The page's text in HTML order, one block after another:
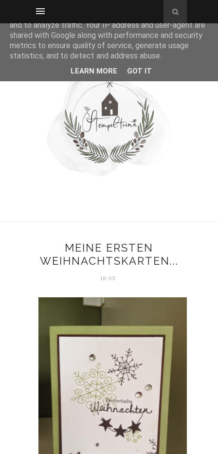
MEINE ERSTEN
WEIHNACHTSKARTEN...
18:05
This site uses cookies from Google to deliver its services
and to analyze traffic. Your IP address and user-agent are
shared with Google along with performance and security
metrics to ensure quality of service, generate usage
statistics, and to detect and address abuse.
LEARN MORE GOT IT